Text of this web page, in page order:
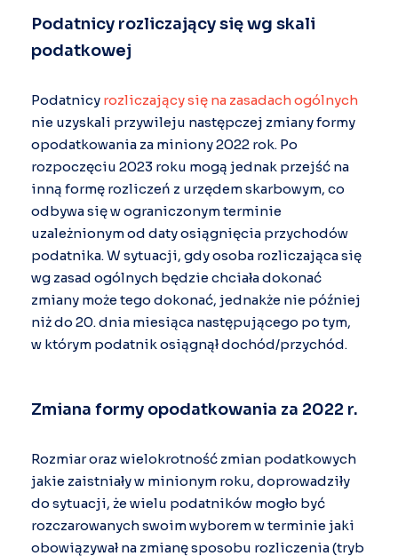
Podatnicy rozliczający się wg skali
podatkowej
Podatnicy rozliczający się na zasadach ogólnych
nie uzyskali przywileju następczej zmiany formy
opodatkowania za miniony 2022 rok. Po
rozpoczęciu 2023 roku mogą jednak przejść na
inną formę rozliczeń z urzędem skarbowym, co
odbywa się w ograniczonym terminie
uzależnionym od daty osiągnięcia przychodów
podatnika. W sytuacji, gdy osoba rozliczająca się
wg zasad ogólnych będzie chciała dokonać
zmiany może tego dokonać, jednakże nie później
niż do 20. dnia miesiąca następującego po tym,
w którym podatnik osiągnął dochód/przychód.
Zmiana formy opodatkowania za 2022 r.
Rozmiar oraz wielokrotność zmian podatkowych
jakie zaistniały w minionym roku, doprowadziły
do sytuacji, że wielu podatników mogło być
rozczarowanych swoim wyborem w terminie jaki
obowiązywał na zmianę sposobu rozliczenia (tryb